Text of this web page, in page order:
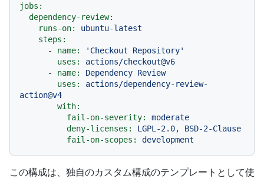
jobs:
dependency-review:
runs-on:
ubuntu-latest
steps:
-
name:
'Checkout Repository'
uses:
actions/checkout@v6
-
name: Dependency Review
uses:
actions/dependency-review-
action@v4
with:
fail-on-severity:
moderate
deny-licenses:
LGPL-2.0,
BSD-2-Clause
fail-on-scopes:
development
この構成は、独自のカスタム構成のテンプレートとして使